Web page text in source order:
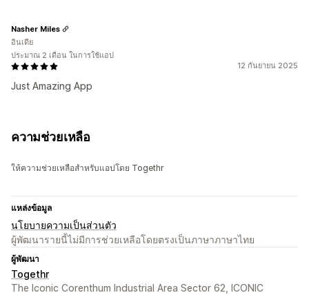
12 กันยายน 2025
Just Amazing App
Nasher Miles
อินเดีย
ประมาณ 2 เดือน ในการใช้แอป
ความช่วยเหลือ
ให้ความช่วยเหลือสำหรับแอปโดย Togethr
แหล่งข้อมูล
นโยบายความเป็นส่วนตัว
ผู้พัฒนารายนี้ไม่มีการช่วยเหลือโดยตรงเป็นภาษาภาษาไทย
ผู้พัฒนา
Togethr
The Iconic Corenthum Industrial Area Sector 62, ICONIC